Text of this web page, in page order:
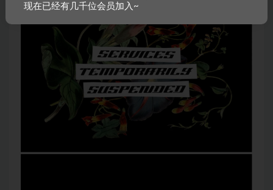
现在已经有几千位会员加入~